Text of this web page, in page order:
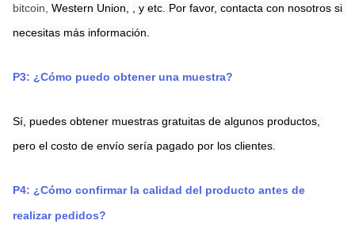
bitcoin, Western Union, , y etc. Por favor, contacta con nosotros si
necesitas más información.
P3: ¿Cómo puedo obtener una muestra?
Sí, puedes obtener muestras gratuitas de algunos productos,
pero el costo de envío sería pagado por los clientes.
P4: ¿Cómo confirmar la calidad del producto antes de
realizar pedidos?